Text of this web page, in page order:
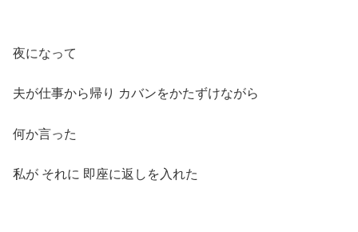
夜になって
夫が仕事から帰り カバンをかたずけながら
何か言った
私が それに 即座に返しを入れた